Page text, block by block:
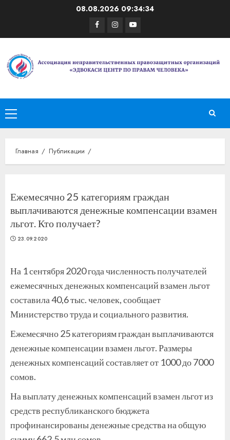
08.08.2026 09:34:34
Facebook
Instagram
Youtube
Основное
меню
Главная Публикации
Ежемесячно 25 категориям граждан
выплачиваются денежные компенсации взамен
льгот. Кто получает?
23.09.2020
На 1 сентября 2020 года численность получателей
ежемесячных денежных компенсаций взамен льгот
составила 40,6 тыс. человек, сообщает
Министерство труда и социального развития.
Ежемесячно 25 категориям граждан выплачиваются
денежные компенсации взамен льгот. Размеры
денежных компенсаций составляет от 1000 до 7000
сомов.
На выплату денежных компенсаций взамен льгот из
средств республиканского бюджета
профинансированы денежные средства на общую